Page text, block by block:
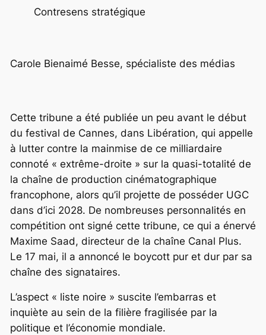
Contresens stratégique
Carole Bienaimé Besse, spécialiste des médias
Cette tribune a été publiée un peu avant le début
du festival de Cannes, dans Libération, qui appelle
à lutter contre la mainmise de ce milliardaire
connoté « extrême-droite » sur la quasi-totalité de
la chaîne de production cinématographique
francophone, alors qu’il projette de posséder UGC
dans d’ici 2028. De nombreuses personnalités en
compétition ont signé cette tribune, ce qui a énervé
Maxime Saad, directeur de la chaîne Canal Plus.
Le 17 mai, il a annoncé le boycott pur et dur par sa
chaîne des signataires.
L’aspect « liste noire » suscite l’embarras et
inquiète au sein de la filière fragilisée par la
politique et l’économie mondiale.